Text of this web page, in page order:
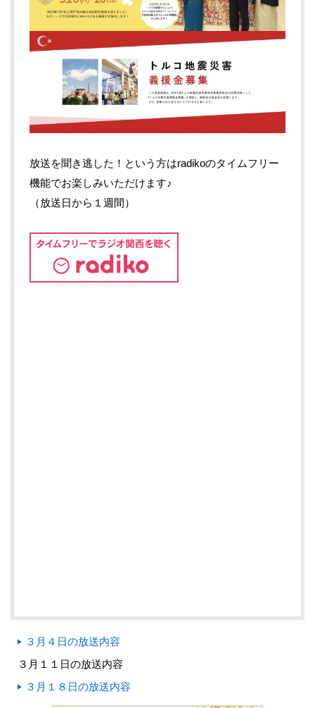
放送を聞き逃した！という方はradikoのタイムフリー
機能でお楽しみいただけます♪
（放送日から１週間）
３月４日の放送内容
３月１１日の放送内容
３月１８日の放送内容